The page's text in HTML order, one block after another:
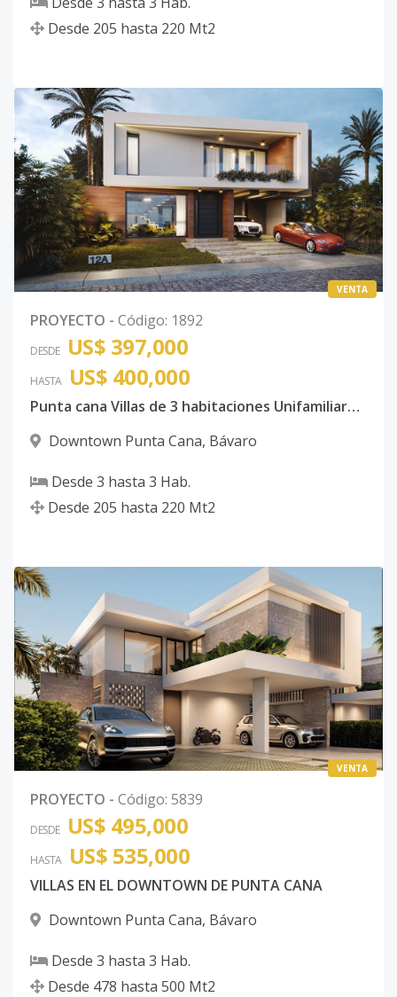
Desde 205 hasta 220 Mt2
VENTA
PROYECTO - Código: 1892
DESDE US$ 397,000
HASTA US$ 400,000
Punta cana Villas de 3 habitaciones Unifamiliares en el Downtown Punta Cana Punta Cana
Downtown Punta Cana, Bávaro
Desde 3 hasta 3 Hab.
Desde 205 hasta 220 Mt2
VENTA
PROYECTO - Código: 5839
DESDE US$ 495,000
HASTA US$ 535,000
VILLAS EN EL DOWNTOWN DE PUNTA CANA
Downtown Punta Cana, Bávaro
Desde 3 hasta 3 Hab.
Desde 478 hasta 500 Mt2